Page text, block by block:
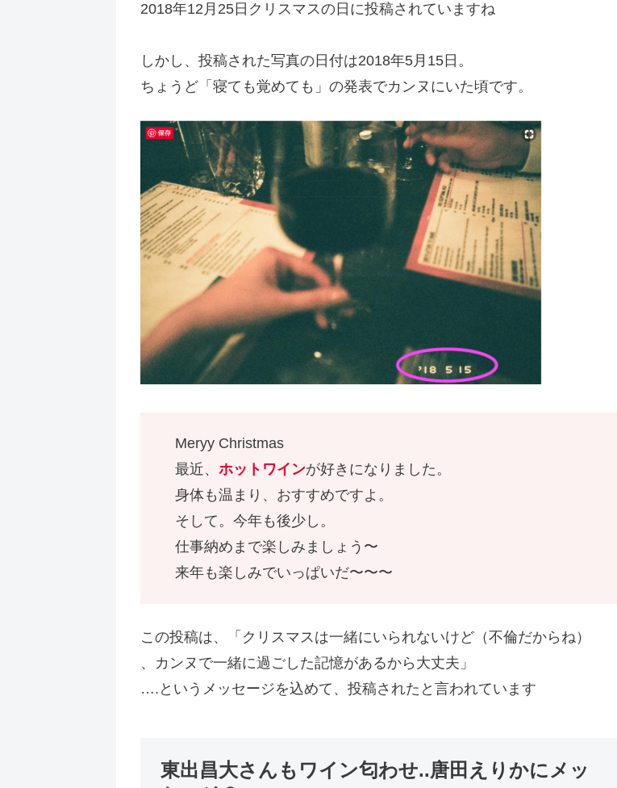
2018年12月25日クリスマスの日に投稿されていますね
しかし、投稿された写真の日付は2018年5月15日。
ちょうど「寝ても覚めても」の発表でカンヌにいた頃です。
Meryy Christmas
最近、 ホットワインが好きになりました。
身体も温まり、おすすめですよ。
そして。今年も後少し。
仕事納めまで楽しみましょう〜
来年も楽しみでいっぱいだ〜〜〜
この投稿は、「クリスマスは一緒にいられないけど（不倫だからね）
、カンヌで一緒に過ごした記憶があるから大丈夫」
….というメッセージを込めて、投稿されたと言われています
東出昌大さんもワイン匂わせ..唐田えりかにメッ